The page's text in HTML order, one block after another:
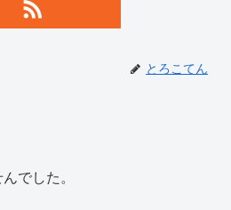
とろこてん
でした。